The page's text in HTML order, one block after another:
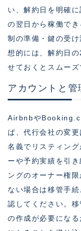
い、解約日を明確
の翌日から稼働で
制の準備・鍵の受
想的には、解約日
せておくとスムーズ
アカウントと
Airbnbや
ば、代行会社の変
名義でリスティン
ーや予約実績を引
ングのオーナー権
ない場合は移管手
認してください。
の作成が必要にな